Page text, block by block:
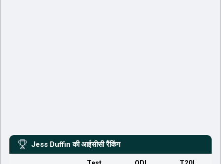
Jess Duffin की आईसीसी रैंकिंग